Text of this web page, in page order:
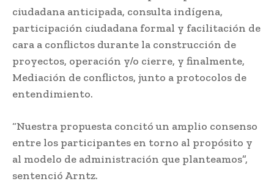
ciudadana anticipada, consulta indígena,
participación ciudadana formal y facilitación de
cara a conflictos durante la construcción de
proyectos, operación y/o cierre, y finalmente,
Mediación de conflictos, junto a protocolos de
entendimiento.
“Nuestra propuesta concitó un amplio consenso
entre los participantes en torno al propósito y
al modelo de administración que planteamos”,
sentenció Arntz.